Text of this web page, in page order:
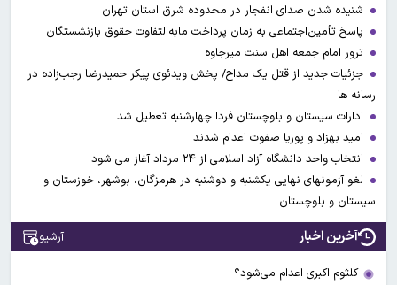
شنیده شدن صدای انفجار در محدوده شرق استان تهران
پاسخ تأمین‌اجتماعی به زمان پرداخت مابه‌التفاوت حقوق بازنشستگان
ترور امام جمعه اهل سنت میرجاوه
جزئیات جدید از قتل یک مداح/ پخش ویدئوی پیکر حمیدرضا رجب‌زاده در
رسانه ها
ادارات سیستان و بلوچستان فردا چهارشنبه تعطیل شد
امید بهزاد و پوریا صفوت اعدام شدند
انتخاب واحد دانشگاه آزاد اسلامی از ۲۴ مرداد آغاز می شود
لغو آزمونهای نهایی یکشنبه و دوشنبه در هرمزگان، بوشهر، خوزستان و
سیستان و بلوچستان
آخرین اخبار آرشیو
کلثوم اکبری اعدام می‌شود؟